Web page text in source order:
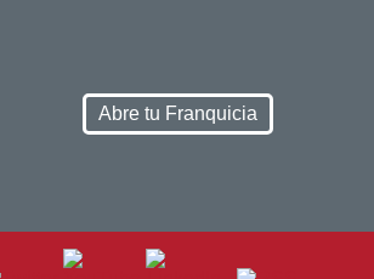
Abre tu Franquicia